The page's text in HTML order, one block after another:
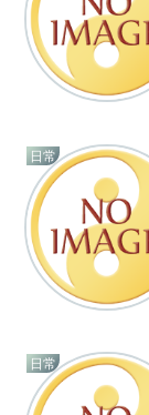
日常
日常